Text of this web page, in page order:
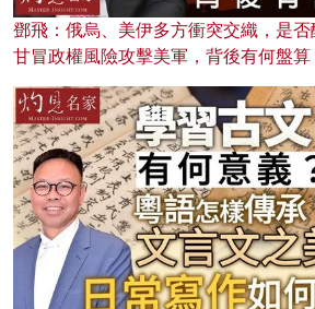
鄧飛：俄烏、美伊多方衝突交織，是
甘冒政權風險攻擊美軍，背後有何盤算